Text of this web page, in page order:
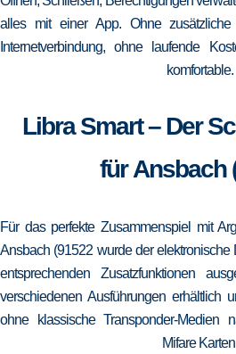
alles mit einer App. Ohne
Internetverbindung, ohne laufende
komfortable.
Libra Smart – Der
für Ansbach
Für das perfekte Zusammenspiel mit
Ansbach (91522 wurde der elektronische
entsprechenden Zusatzfunktionen
verschiedenen Ausführungen erhältlich
ohne klassische Transponder-Medien
Mifare